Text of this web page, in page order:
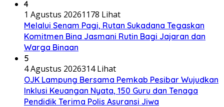
4
1 Agustus 20261178 Lihat
Melalui Senam Pagi, Rutan Sukadana Tegaskan
Komitmen Bina Jasmani Rutin Bagi Jajaran dan
Warga Binaan
5
4 Agustus 2026314 Lihat
OJK Lampung Bersama Pemkab Pesibar Wujudkan
Inklusi Keuangan Nyata, 150 Guru dan Tenaga
Pendidik Terima Polis Asuransi Jiwa